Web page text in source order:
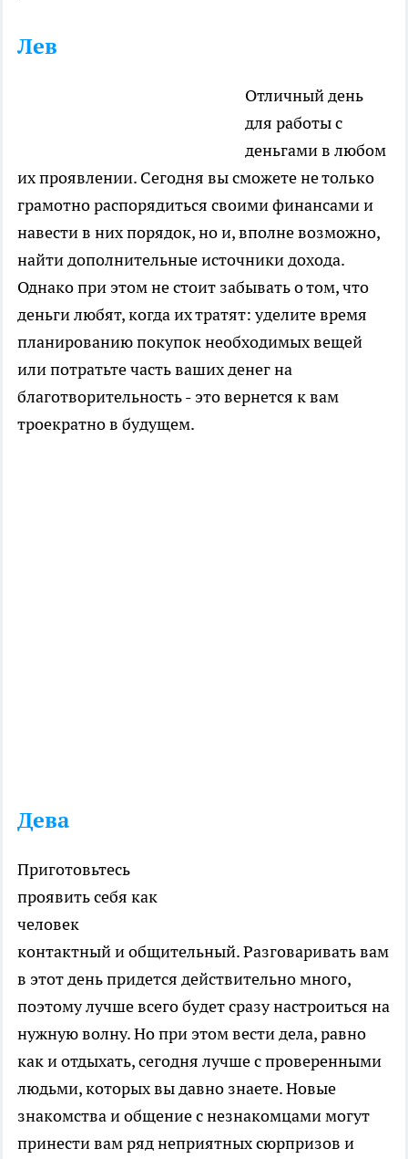
Лев
Отличный день
для работы с
деньгами в любом
их проявлении. Сегодня вы сможете не только
грамотно распорядиться своими финансами и
навести в них порядок, но и, вполне возможно,
найти дополнительные источники дохода.
Однако при этом не стоит забывать о том, что
деньги любят, когда их тратят: уделите время
планированию покупок необходимых вещей
или потратьте часть ваших денег на
благотворительность - это вернется к вам
троекратно в будущем.
Дева
Приготовьтесь
проявить себя как
человек
контактный и общительный. Разговаривать вам
в этот день придется действительно много,
поэтому лучше всего будет сразу настроиться на
нужную волну. Но при этом вести дела, равно
как и отдыхать, сегодня лучше с проверенными
людьми, которых вы давно знаете. Новые
знакомства и общение с незнакомцами могут
принести вам ряд неприятных сюрпризов и